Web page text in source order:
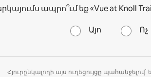
ապրո՞ւմ եք «Vue at Knoll
Այո Ոչ
Հյուրընկալողի այս ուղեցույցը